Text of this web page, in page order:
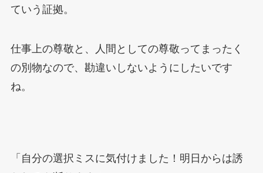
ていう証拠。
仕事上の尊敬と、人間としての尊敬ってまったく
の別物なので、勘違いしないようにしたいです
ね。
「自分の選択ミスに気付けました！明日からは誘